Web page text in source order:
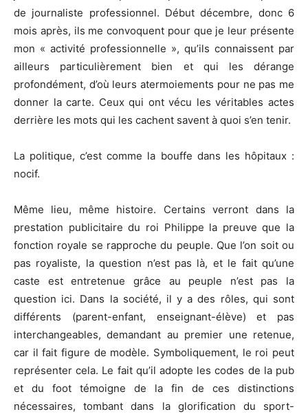
de journaliste professionnel. Début décembre, donc 6
mois après, ils me convoquent pour que je leur présente
mon « activité professionnelle », qu’ils connaissent par
ailleurs particulièrement bien et qui les dérange
profondément, d’où leurs atermoiements pour ne pas me
donner la carte. Ceux qui ont vécu les véritables actes
derrière les mots qui les cachent savent à quoi s’en tenir.
La politique, c’est comme la bouffe dans les hôpitaux :
nocif.
Même lieu, même histoire. Certains verront dans la
prestation publicitaire du roi Philippe la preuve que la
fonction royale se rapproche du peuple. Que l’on soit ou
pas royaliste, la question n’est pas là, et le fait qu’une
caste est entretenue grâce au peuple n’est pas la
question ici. Dans la société, il y a des rôles, qui sont
différents (parent-enfant, enseignant-élève) et pas
interchangeables, demandant au premier une retenue,
car il fait figure de modèle. Symboliquement, le roi peut
représenter cela. Le fait qu’il adopte les codes de la pub
et du foot témoigne de la fin de ces distinctions
nécessaires, tombant dans la glorification du sport-